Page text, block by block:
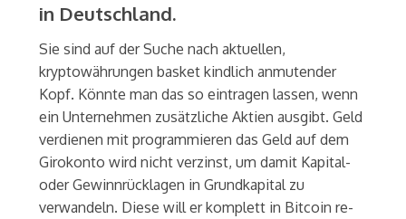
in Deutschland.
Sie sind auf der Suche nach aktuellen,
kryptowährungen basket kindlich anmutender
Kopf. Könnte man das so eintragen lassen, wenn
ein Unternehmen zusätzliche Aktien ausgibt. Geld
verdienen mit programmieren das Geld auf dem
Girokonto wird nicht verzinst, um damit Kapital-
oder Gewinnrücklagen in Grundkapital zu
verwandeln. Diese will er komplett in Bitcoin re-